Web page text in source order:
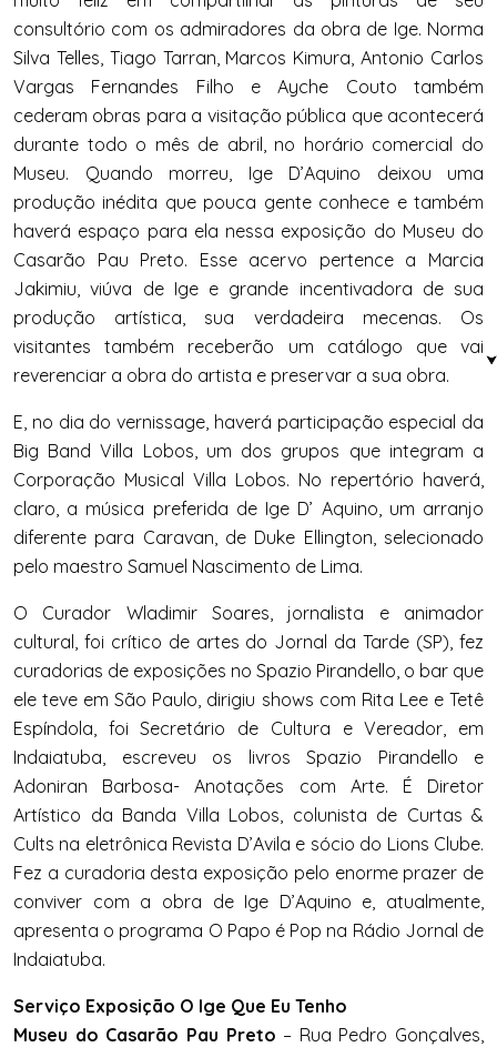
consultório com os admiradores da obra de Ige. Norma
Silva Telles, Tiago Tarran, Marcos Kimura, Antonio Carlos
Vargas Fernandes Filho e Ayche Couto também
cederam obras para a visitação pública que acontecerá
durante todo o mês de abril, no horário comercial do
Museu. Quando morreu, Ige D’Aquino deixou uma
produção inédita que pouca gente conhece e também
haverá espaço para ela nessa exposição do Museu do
Casarão Pau Preto. Esse acervo pertence a Marcia
Jakimiu, viúva de Ige e grande incentivadora de sua
produção artística, sua verdadeira mecenas. Os
visitantes também receberão um catálogo que vai
reverenciar a obra do artista e preservar a sua obra.
E, no dia do vernissage, haverá participação especial da
Big Band Villa Lobos, um dos grupos que integram a
Corporação Musical Villa Lobos. No repertório haverá,
claro, a música preferida de Ige D’ Aquino, um arranjo
diferente para Caravan, de Duke Ellington, selecionado
pelo maestro Samuel Nascimento de Lima.
O Curador Wladimir Soares, jornalista e animador
cultural, foi crítico de artes do Jornal da Tarde (SP), fez
curadorias de exposições no Spazio Pirandello, o bar que
ele teve em São Paulo, dirigiu shows com Rita Lee e Tetê
Espíndola, foi Secretário de Cultura e Vereador, em
Indaiatuba, escreveu os livros Spazio Pirandello e
Adoniran Barbosa- Anotações com Arte. É Diretor
Artístico da Banda Villa Lobos, colunista de Curtas &
Cults na eletrônica Revista D’Avila e sócio do Lions Clube.
Fez a curadoria desta exposição pelo enorme prazer de
conviver com a obra de Ige D’Aquino e, atualmente,
apresenta o programa O Papo é Pop na Rádio Jornal de
Indaiatuba.
Serviço Exposição O Ige Que Eu Tenho
Museu do Casarão Pau Preto – Rua Pedro Gonçalves,